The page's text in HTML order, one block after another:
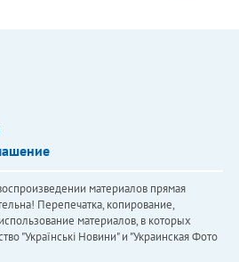
материалов прямая
Перепечатка, копирование,
материалов, в которых
"Українськi Новини" и "Украинская Фото